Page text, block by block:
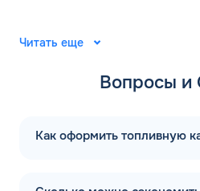
2008 году. Специалисты
автоматические
выпущены для АЗС “Газпром”.
Первая заправочная станция
Сретенске Забайкальского
Читать еще
Вопросы и
Как оформить топливную
Телефон*
Мы свяжемся с
по